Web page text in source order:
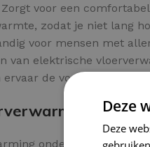
Zorgt voor een
zodat je niet lang
voor mensen met
van elektrische
de voordelen in uw
Onder
onder tegels biedt
Deze
Deze